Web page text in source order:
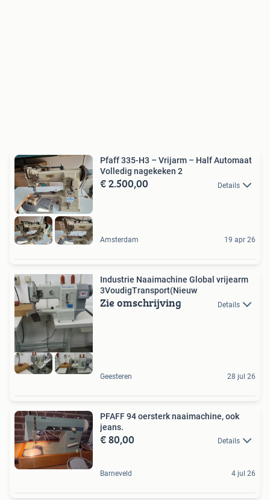
Pfaff 335-H3 – Vrijarm – Half Automaat
Volledig nagekeken 2
€ 2.500,00 Details
Amsterdam 19 apr 26
Industrie Naaimachine Global vrijearm
3VoudigTransport(Nieuw
Zie omschrijving Details
Geesteren 28 jul 26
PFAFF 94 oersterk naaimachine, ook
jeans.
€ 80,00 Details
Barneveld 4 jul 26